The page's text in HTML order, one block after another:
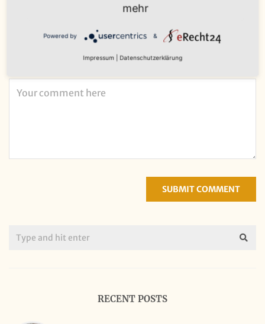
meinen nächsten Kommentar speichern.
RECENT POSTS
mehr
Powered by &
Impressum Datenschutzerklärung